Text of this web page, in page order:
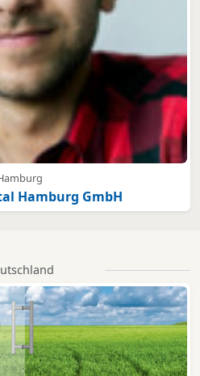
Hamburg GmbH